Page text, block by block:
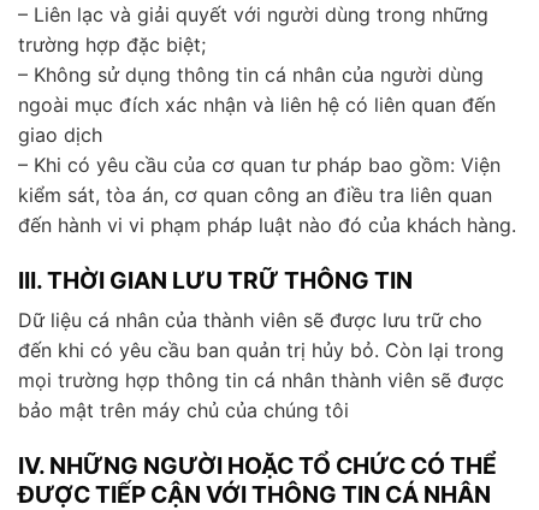
– Liên lạc và giải quyết với người dùng trong những
trường hợp đặc biệt;
– Không sử dụng thông tin cá nhân của người dùng
ngoài mục đích xác nhận và liên hệ có liên quan đến
giao dịch
– Khi có yêu cầu của cơ quan tư pháp bao gồm: Viện
kiểm sát, tòa án, cơ quan công an điều tra liên quan
đến hành vi vi phạm pháp luật nào đó của khách hàng.
III. THỜI GIAN LƯU TRỮ THÔNG TIN
Dữ liệu cá nhân của thành viên sẽ được lưu trữ cho
đến khi có yêu cầu ban quản trị hủy bỏ. Còn lại trong
mọi trường hợp thông tin cá nhân thành viên sẽ được
bảo mật trên máy chủ của chúng tôi
IV. NHỮNG NGƯỜI HOẶC TỔ CHỨC CÓ THỂ
ĐƯỢC TIẾP CẬN VỚI THÔNG TIN CÁ NHÂN